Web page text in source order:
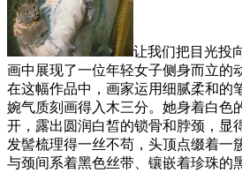
让我们把目光投
画中展现了一位年轻女子侧身而立的
在这幅作品中，画家运用细腻柔和的
婉气质刻画得入木三分。她身着白色
开，露出圆润白皙的锁骨和脖颈，显
发髻梳理得一丝不苟，头顶点缀着一
与颈间系着黑色丝带、镶嵌着珍珠的